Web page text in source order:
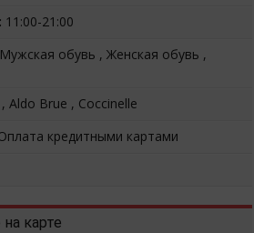
11:00-21:00
Мужская обувь , Женская обувь ,
Aldo Brue , Coccinelle
кредитными картами
карте